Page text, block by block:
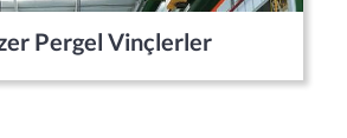
Pergel Vinçlerler